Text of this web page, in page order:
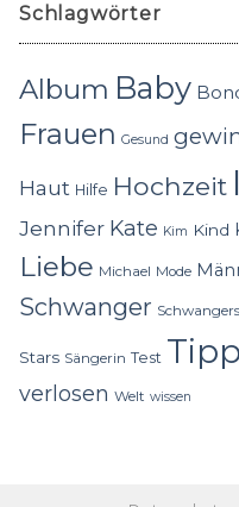
Schlagwörter
Album Baby
Frauen Gesund
Haut Hilfe Hochzeit
Jennifer Kate Kim Kind
Liebe Michael Mode
Schwanger
Stars Sängerin Test
verlosen Welt wissen